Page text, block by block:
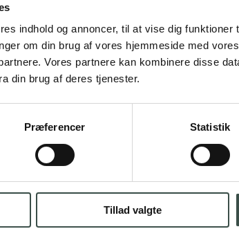
indhold og annoncer, til at vise dig funktioner
om din brug af vores hjemmeside med
Vores partnere kan kombinere disse
din brug af deres tjenester.
Præferencer Statistik
Tillad valgte